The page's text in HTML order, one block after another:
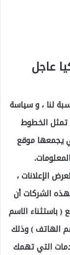
عاجل
لنا ، و سياسة
تمثل الخطوط
يجمعها موقع
الإعلانات ،
الشركات أن
باستثناء الاسم
الهاتف ) وذلك
التي تهمك